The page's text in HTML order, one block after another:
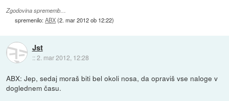
Zgodovina sprememb…
spremenilo:ABX(2. mar 2012 ob 12:22)
Jst
::2. mar 2012, 12:28
ABX: Jep, sedaj moraš biti bel okoli nosa, da opraviš vse naloge v
doglednem času.